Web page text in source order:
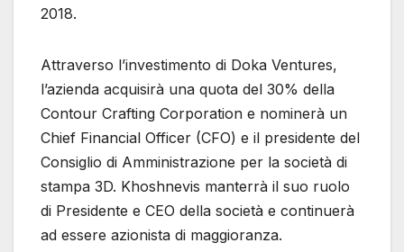
2018.
Attraverso l’investimento di Doka Ventures,
l’azienda acquisirà una quota del 30% della
Contour Crafting Corporation e nominerà un
Chief Financial Officer (CFO) e il presidente del
Consiglio di Amministrazione per la società di
stampa 3D. Khoshnevis manterrà il suo ruolo
di Presidente e CEO della società e continuerà
ad essere azionista di maggioranza.